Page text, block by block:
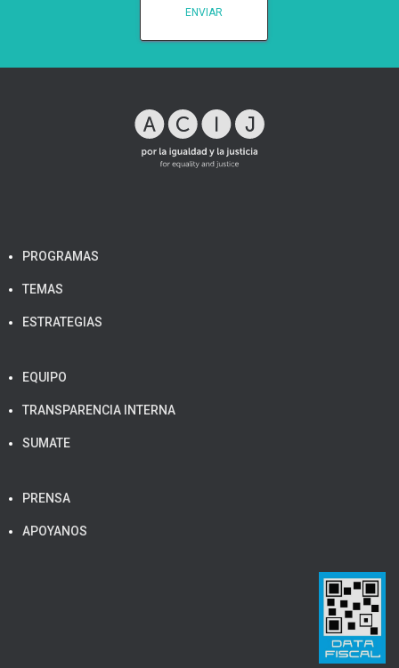
PROGRAMAS
TEMAS
ESTRATEGIAS
EQUIPO
TRANSPARENCIA INTERNA
SUMATE
PRENSA
APOYANOS